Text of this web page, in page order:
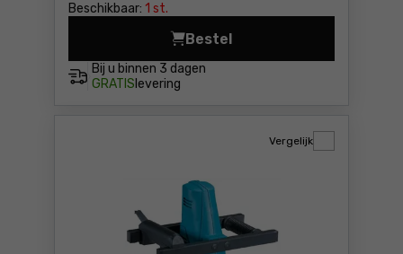
Beschikbaar: 1 st.
Bij u binnen 3 dagen
GRATIS levering
Bestel
Menger/mixer DeWalt
Vergelijk